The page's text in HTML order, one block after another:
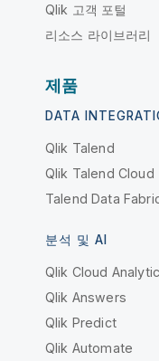
Qlik 고객 포털
리소스 라이브러리
제품
DATA
Qlik Talend
Qlik Talend Cloud
Talend Data
분석 및 AI
Qlik Cloud
Qlik Answers
Qlik Predict
Qlik Automate